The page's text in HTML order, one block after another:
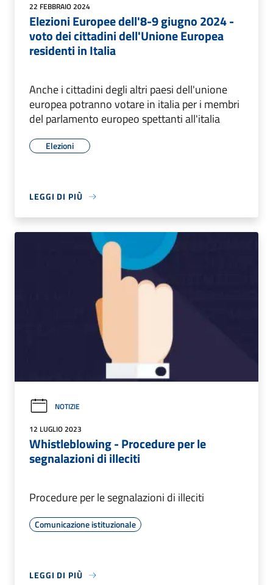
22 FEBBRAIO 2024
Elezioni Europee dell'8-9 giugno 2024 -
voto dei cittadini dell'Unione Europea
residenti in Italia
Anche i cittadini degli altri paesi dell'unione
europea potranno votare in italia per i membri
del parlamento europeo spettanti all'italia
Elezioni
LEGGI DI PIÙ
NOTIZIE
12 LUGLIO 2023
Whistleblowing - Procedure per le
segnalazioni di illeciti
Procedure per le segnalazioni di illeciti
Comunicazione istituzionale
LEGGI DI PIÙ